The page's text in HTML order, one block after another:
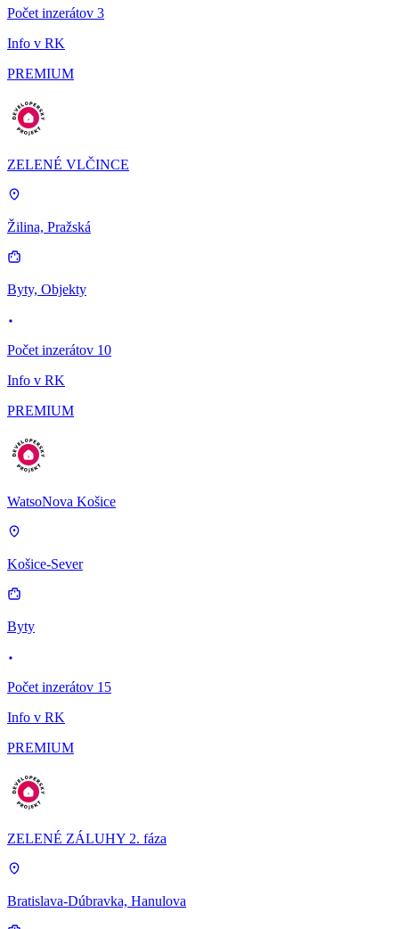
Počet inzerátov 3
Info v RK
PREMIUM
ZELENÉ VLČINCE
Žilina, Pražská
Byty, Objekty
Počet inzerátov 10
Info v RK
PREMIUM
WatsoNova Košice
Košice-Sever
Byty
Počet inzerátov 15
Info v RK
PREMIUM
ZELENÉ ZÁLUHY 2. fáza
Bratislava-Dúbravka, Hanulova